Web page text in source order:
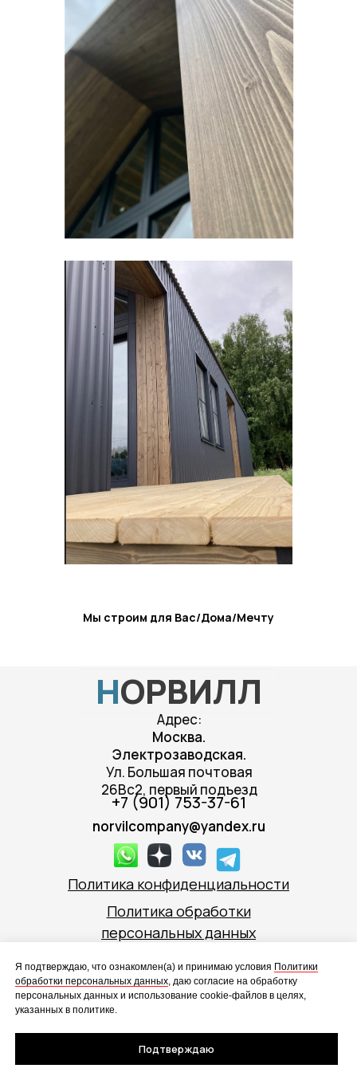
Мы строим для Вас/Дома/Мечту
norvilcompany@yandex.ru
+7 (901) 753-37-61
Адрес:
Москва.
Электрозаводская.
Ул. Большая почтовая
26Вс2, первый подъезд
авторского права (в том числе дизайн).
Запрещается копирование, распространение (в
том числе путем копирования на другие сайты и
ресурсы в Интернете) или любое иное
Сайт не является публичной офертой. Условия и
стоимость предложения могут быть
НОРВИЛЛ
Политика конфиденциальности
Политика обработки
персональных данных
Я подтверждаю, что ознакомлен(а) и принимаю условия Политики
обработки персональных данных, даю согласие на обработку
персональных данных и использование cookie-файлов в целях,
указанных в политике.
Подтверждаю